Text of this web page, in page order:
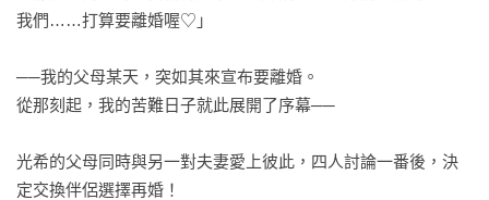
我們……打算要離婚喔♡」
──我的父母某天，突如其來宣布要離婚。
從那刻起，我的苦難日子就此展開了序幕──
光希的父母同時與另一對夫妻愛上彼此，四人討論一番後，決
定交換伴侶選擇再婚！